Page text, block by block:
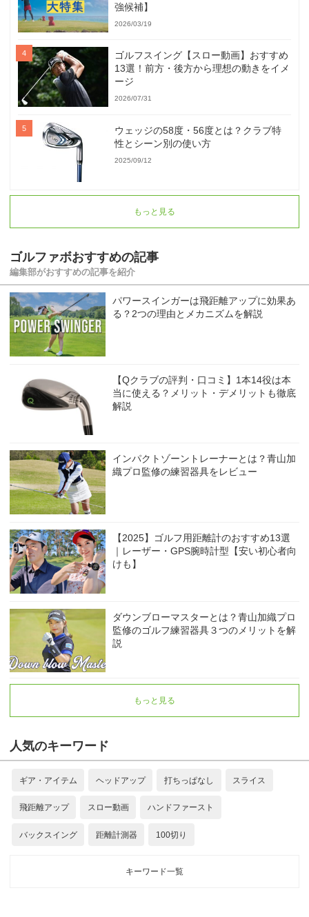
強候補】
2026/03/19
ゴルフスイング【スロー動画】おすすめ
13選！前方・後方から理想の動きをイメ
ージ
2026/07/31
ウェッジの58度・56度とは？クラブ特
性とシーン別の使い方
2025/09/12
もっと見る
ゴルファボおすすめの記事
編集部がおすすめの記事を紹介
パワースインガーは飛距離アップに効果あ
る？2つの理由とメカニズムを解説
【Qクラブの評判・口コミ】1本14役は本
当に使える？メリット・デメリットも徹底
解説
インパクトゾーントレーナーとは？青山加
織プロ監修の練習器具をレビュー
【2025】ゴルフ用距離計のおすすめ13選
｜レーザー・GPS腕時計型【安い初心者向
けも】
ダウンブローマスターとは？青山加織プロ
監修のゴルフ練習器具３つのメリットを解
説
もっと見る
人気のキーワード
ギア・アイテム ヘッドアップ 打ちっぱなし スライス
飛距離アップ スロー動画 ハンドファースト
バックスイング 距離計測器 100切り
キーワード一覧